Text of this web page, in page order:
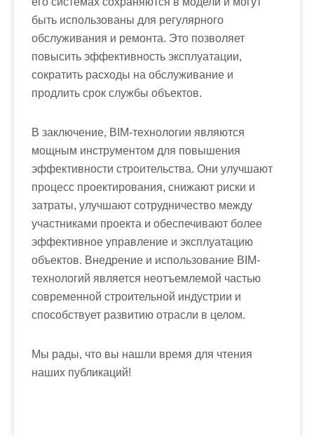
быть использованы для регулярного
обслуживания и ремонта. Это позволяет
повысить эффективность эксплуатации,
сократить расходы на обслуживание и
продлить срок службы объектов.
В заключение, BIM-технологии являются
мощным инструментом для повышения
эффективности строительства. Они улучшают
процесс проектирования, снижают риски и
затраты, улучшают сотрудничество между
участниками проекта и обеспечивают более
эффективное управление и эксплуатацию
объектов. Внедрение и использование BIM-
технологий является неотъемлемой частью
современной строительной индустрии и
способствует развитию отрасли в целом.
Мы рады, что вы нашли время для чтения
наших публикаций!